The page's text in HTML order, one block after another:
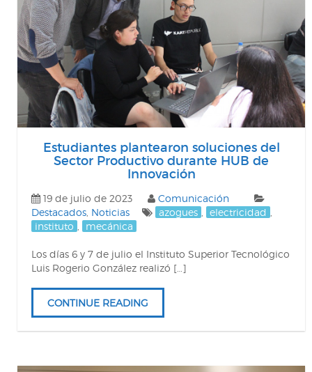
Estudiantes plantearon soluciones del
Sector Productivo durante HUB de
Innovación
19 de julio de 2023
Comunicación
Destacados, Noticias azogues , electricidad ,
instituto , mecánica
Los días 6 y 7 de julio el Instituto Superior Tecnológico
Luis Rogerio González realizó […]
CONTINUE READING